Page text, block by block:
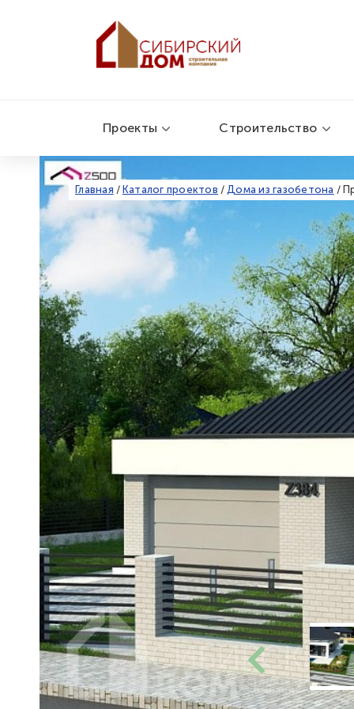
Проекты Строительство
Главная / Каталог проектов / Дома из газобетона /